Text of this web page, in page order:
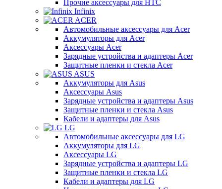
Прочие аксессуары для HTC
Infinix
ACER
Автомобильные аксессуары для Acer
Аккумуляторы для Acer
Аксессуары Acer
Зарядные устройства и адаптеры Acer
Защитные пленки и стекла Acer
ASUS
Аккумуляторы для Asus
Аксессуары Asus
Зарядные устройства и адаптеры Asus
Защитные пленки и стекла Asus
Кабели и адаптеры для Asus
LG
Автомобильные аксессуары для LG
Аккумуляторы для LG
Аксессуары LG
Зарядные устройства и адаптеры LG
Защитные пленки и стекла LG
Кабели и адаптеры для LG